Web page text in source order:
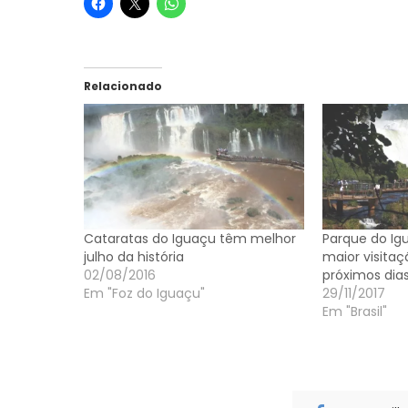
Relacionado
Cataratas do Iguaçu têm melhor
julho da história
02/08/2016
Em "Foz do Iguaçu"
Parque do
maior
próximos
29/11/2017
Em "Brasil"